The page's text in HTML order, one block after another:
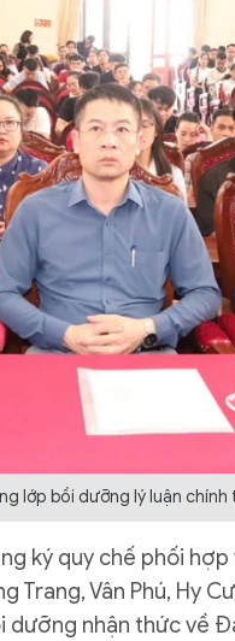
lớp bồi dưỡng lý luận
ký quy chế phối
Trang, Vân Phú, Hy
nhận thức về